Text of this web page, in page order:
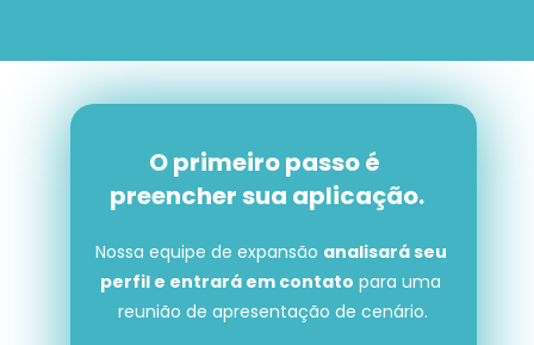
O primeiro passo é
preencher sua aplicação.
Nossa equipe de expansão analisará seu
perfil e entrará em contato para uma
reunião de apresentação de cenário.